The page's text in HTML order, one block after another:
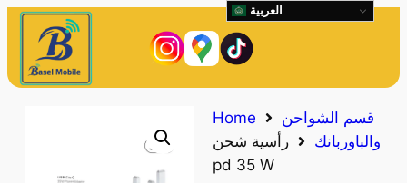
Home
قسم الشواحن
والباوربانك
رأسية شحن
pd 35 W
العربية